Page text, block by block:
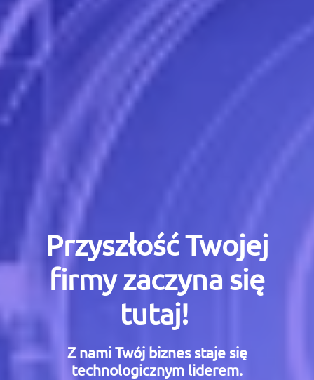
Przyszłość Twojej
firmy zaczyna się
tutaj!
Z nami Twój biznes staje się
technologicznym liderem.